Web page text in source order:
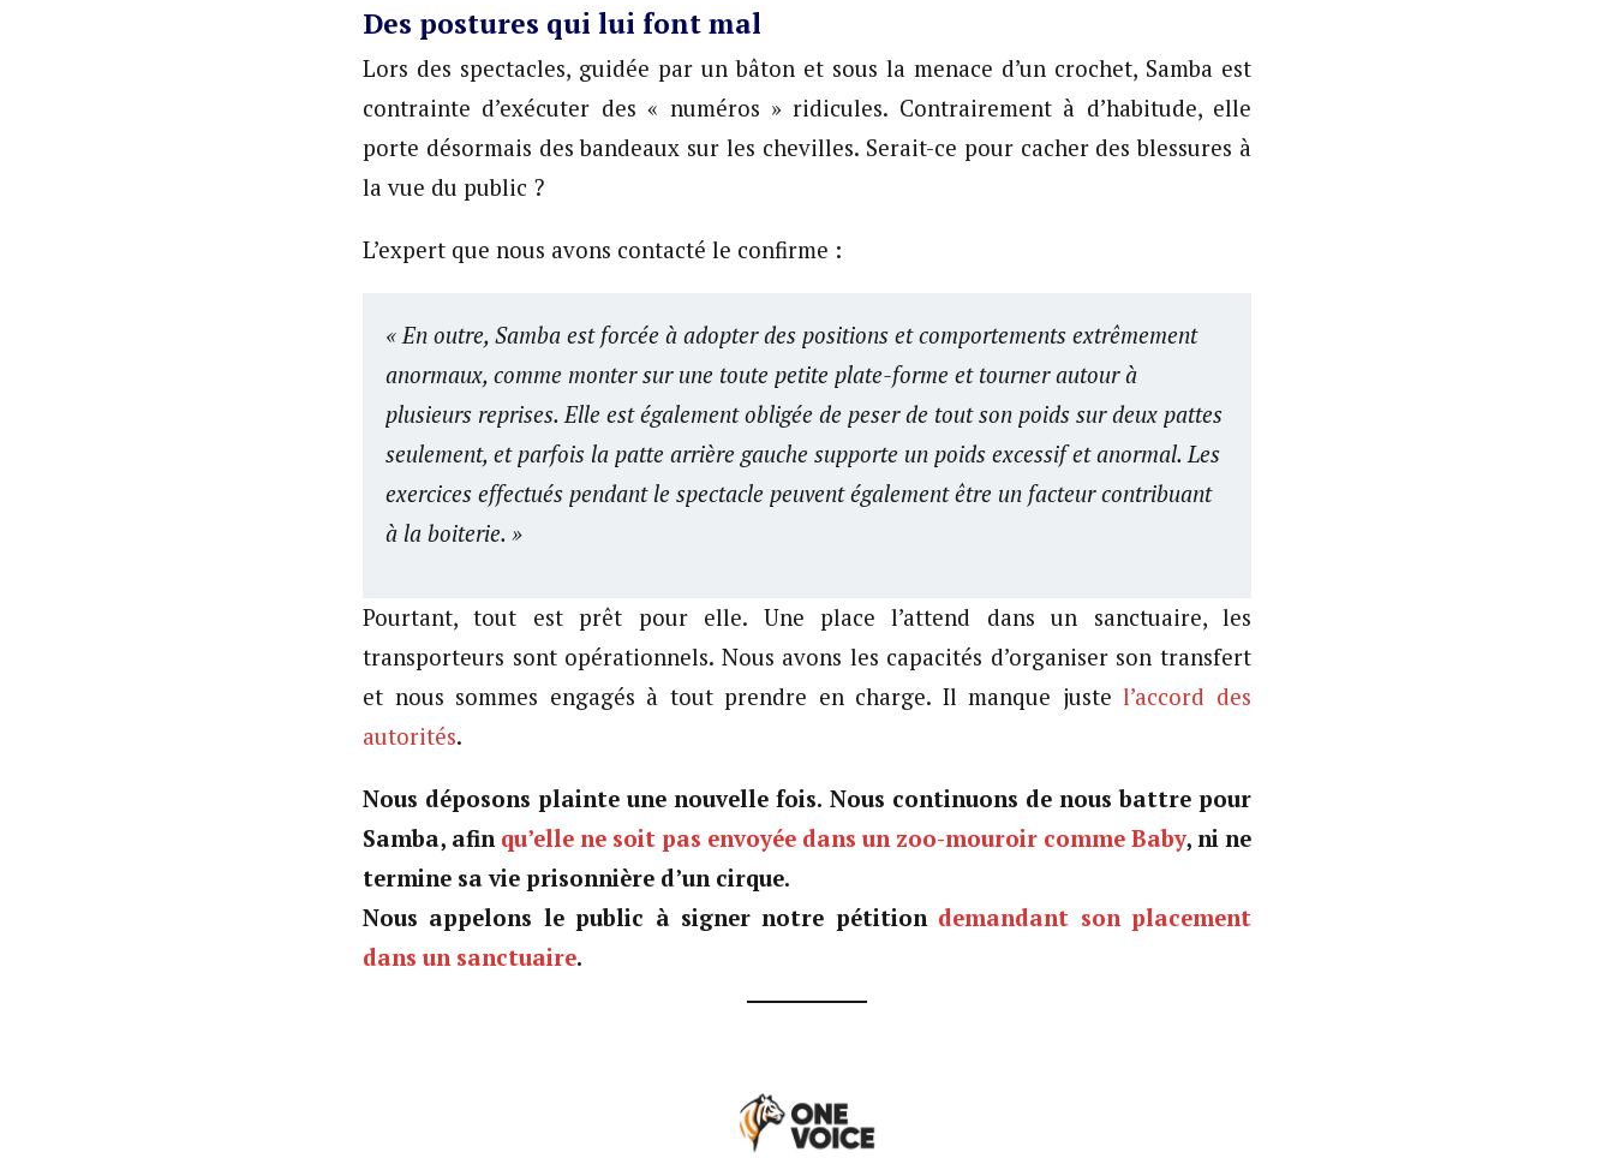
Des postures qui lui font mal
Lors des spectacles, guidée par un bâton et sous la menace d’un crochet, Samba est
contrainte d’exécuter des « numéros » ridicules. Contrairement à d’habitude, elle
porte désormais des bandeaux sur les chevilles. Serait-ce pour cacher des blessures à
la vue du public ?
L’expert que nous avons contacté le confirme :
« En outre, Samba est forcée à adopter des positions et comportements extrêmement
anormaux, comme monter sur une toute petite plate-forme et tourner autour à
plusieurs reprises. Elle est également obligée de peser de tout son poids sur deux pattes
seulement, et parfois la patte arrière gauche supporte un poids excessif et anormal. Les
exercices effectués pendant le spectacle peuvent également être un facteur contribuant
à la boiterie. »
Pourtant, tout est prêt pour elle. Une place l’attend dans un sanctuaire, les
transporteurs sont opérationnels. Nous avons les capacités d’organiser son transfert
et nous sommes engagés à tout prendre en charge. Il manque juste l’accord des
autorités.
Nous déposons plainte une nouvelle fois. Nous continuons de nous battre pour
Samba, afin qu’elle ne soit pas envoyée dans un zoo-mouroir comme Baby, ni ne
termine sa vie prisonnière d’un cirque.
Nous appelons le public à signer notre pétition demandant son placement
dans un sanctuaire.